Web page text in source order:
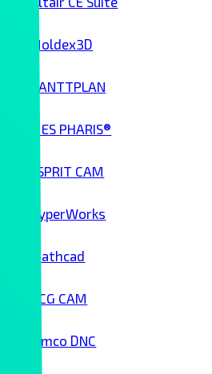
Moldex3D
GANTTPLAN
MES PHARIS®
ESPRIT CAM
HyperWorks
Mathcad
NCG CAM
Cimco DNC